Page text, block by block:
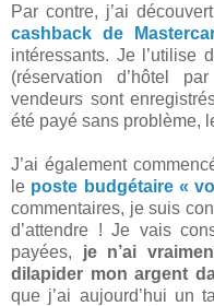
Par contre, j’ai
cashback de
intéressants. Je l’utilise
(réservation d’hôtel
vendeurs sont
été payé sans problème,
J’ai également
le poste budgétaire «
commentaires, je suis
d’attendre ! Je vais
payées, je n’ai
dilapider mon argent
que j’ai aujourd’hui un